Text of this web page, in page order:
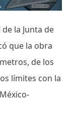
la Junta de
que la obra
de los
límites con la